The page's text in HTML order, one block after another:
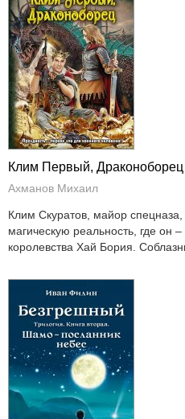
Клим Первый, Драконоборец
Ахманов Михаил
Клим Скуратов, майор
магическую реальность, где он
королевства Хай Бория.